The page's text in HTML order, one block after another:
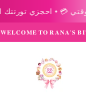
𝐖𝐄𝐋𝐂𝐎𝐌𝐄 𝐓𝐎 𝐑𝐀𝐍𝐀’𝐒